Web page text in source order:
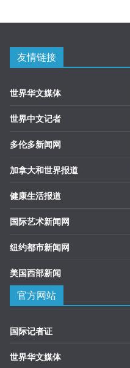
友情链接
世界华文媒体
世界中文记者
多伦多新闻网
加拿大和世界报道
健康生活报道
国际艺术新闻网
纽约都市新闻网
美国西部新闻
官方网站
国际记者证
世界华文媒体